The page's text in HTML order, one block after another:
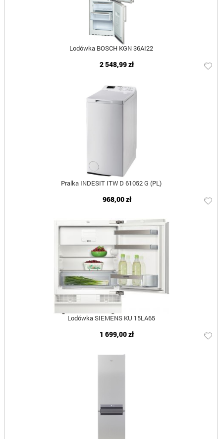
Lodówka BOSCH KGN 36AI22
2 548,99 zł
Pralka INDESIT ITW D 61052 G (PL)
968,00 zł
Lodówka SIEMENS KU 15LA65
1 699,00 zł